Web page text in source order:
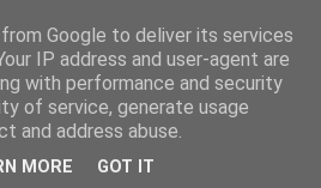
ellátogatót.
Google to deliver its services
IP address and user-agent are
with performance and security
of service, generate usage
and address abuse.
MORE GOT IT